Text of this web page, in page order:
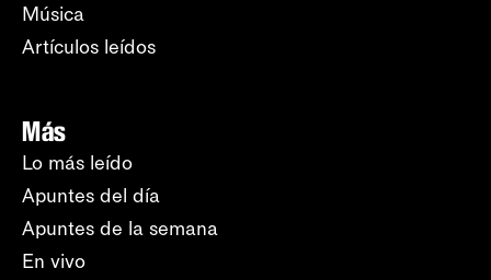
Música
Artículos leídos
Más
Lo más leído
Apuntes del día
Apuntes de la semana
En vivo